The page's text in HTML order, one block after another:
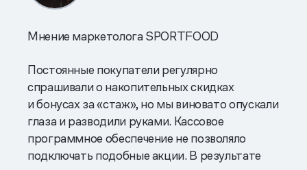
Мнение маркетолога SPORTFOOD
Постоянные покупатели регулярно
спрашивали о накопительных скидках
и бонусах за «стаж», но мы виновато опускали
глаза и разводили руками. Кассовое
программное обеспечение не позволяло
подключать подобные акции. В результате